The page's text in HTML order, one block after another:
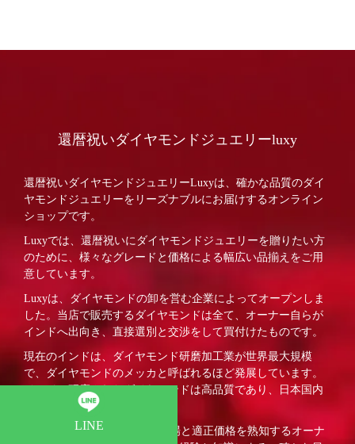
還暦祝いダイヤモンドジュエリーluxy
還暦祝いダイヤモンドジュエリーLuxyは、確かな品質のダイ
ヤモンドジュエリーをリーズナブルにお届けするオンライン
ショップです。
Luxyでは、還暦祝いにダイヤモンドジュエリーを贈りたい方
のために、様々なグレードと価格による幅広い品揃えをご用
意しています。
Luxyは、ダイヤモンドの卸を営む企業によってオープンしま
した。当店で販売するダイヤモンドは全て、オーナー自らが
インドへ出向き、直接選別と交渉をして買付けたものです。
現在のインドは、ダイヤモンド研磨加工業が世界最大規模
で、ダイヤモンドのメッカと呼ばれるほど発展しています。
インドで研磨されたダイヤモンドは高品質であり、日本国内
でも高い評価を得ています。
Luxyでは、ダイヤモンドの相場と適正価格を熟知するオーナ
LINE